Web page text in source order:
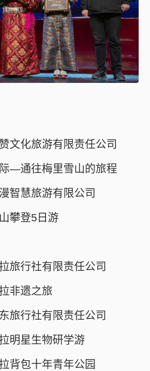
化旅游有限责任公司
通往梅里雪山的旅程
慧旅游有限公司
攀登5日游
行社有限责任公司
非遗之旅
行社有限责任公司
星生物研学游
包十年青年公园